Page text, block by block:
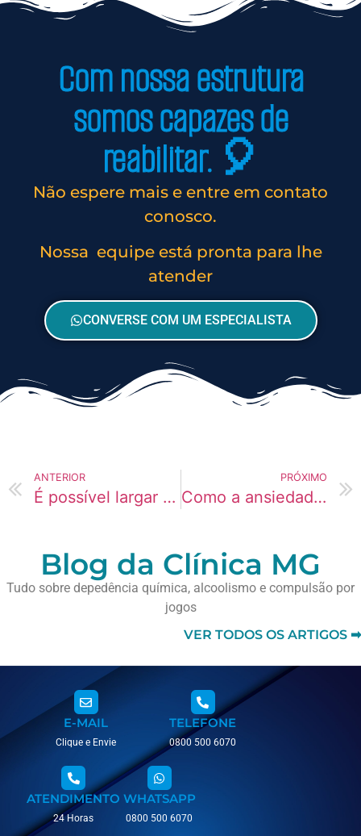
Com nossa estrutura
somos capazes de
reabilitar. 🎈
Não espere mais e entre em contato
conosco.
Nossa equipe está pronta para lhe
atender
CONVERSE COM UM ESPECIALISTA
ANTERIOR
É possível largar a maconha?
PRÓXIMO
Como a ansiedade se manifesta em dependentes químicos?
Blog da Clínica MG
Tudo sobre depedência química, alcoolismo e compulsão por
jogos
VER TODOS OS ARTIGOS ➡
E-MAIL
Clique e Envie
TELEFONE
0800 500 6070
ATENDIMENTO
24 Horas
WHATSAPP
0800 500 6070